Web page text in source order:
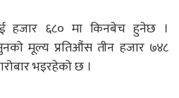
हजार ६८० मा किनबेच हुनेछ ।
मूल्य प्रतिऔंस तीन हजार ७४८
भइरहेको छ ।